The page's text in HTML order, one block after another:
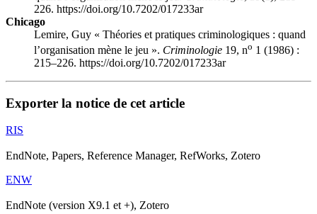
226. https://doi.org/10.7202/017233ar
Chicago
Lemire, Guy « Théories et pratiques criminologiques : quand
l’organisation mène le jeu ». Criminologie 19, no 1 (1986) :
215–226. https://doi.org/10.7202/017233ar
Exporter la notice de cet article
RIS
EndNote, Papers, Reference Manager, RefWorks, Zotero
ENW
EndNote (version X9.1 et +), Zotero